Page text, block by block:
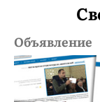
Объявление